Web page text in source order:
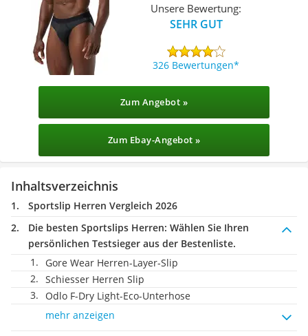
Unsere Bewertung:
SEHR GUT
326 Bewertungen
Zum Angebot »
Zum Ebay-Angebot »
Inhaltsverzeichnis
Sportslip Herren Vergleich 2026
Die besten Sportslips Herren: Wählen Sie Ihren
persönlichen Testsieger aus der Bestenliste.
Gore Wear Herren-Layer-Slip
Schiesser Herren Slip
Odlo F-Dry Light-Eco-Unterhose
mehr anzeigen